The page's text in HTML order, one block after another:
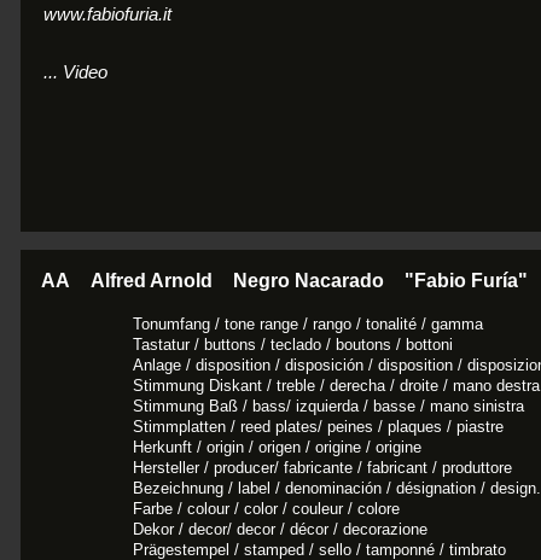
www.fabiofuria.it
... Video
AA Alfred Arnold Negro Nacarado "Fabio Furía"
Tonumfang / tone range / rango / tonalité / gamma
Tastatur / buttons / teclado / boutons / bottoni
Anlage / disposition / disposición / disposition /
Stimmung Diskant / treble / derecha / droite / mano destra
Stimmung Baß / bass/ izquierda / basse / mano sinistra
Stimmplatten / reed plates/ peines / plaques / piastre
Herkunft / origin / origen / origine / origine
Hersteller / producer/ fabricante / fabricant / produttore
Bezeichnung / label / denominación / désignation / design.
Farbe / colour / color / couleur / colore
Dekor / decor/ decor / décor / decorazione
Prägestempel / stamped / sello / tamponné / timbrato